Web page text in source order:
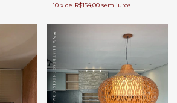
10 x de R$154,00 sem juros